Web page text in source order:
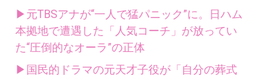
▶元TBSアナが“一人で猛パニック”に。日ハム
本拠地で遭遇した「人気コーチ」が放ってい
た“圧倒的なオーラ”の正体
▶国民的ドラマの元天才子役が「自分の葬式